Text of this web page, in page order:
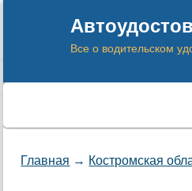
Все о водительском
Главная → Костромская